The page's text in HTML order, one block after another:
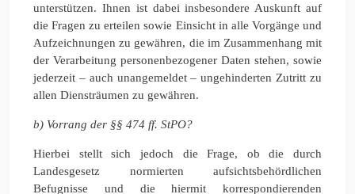
unterstützen. Ihnen ist dabei insbesondere Auskunft auf
die Fragen zu erteilen sowie Einsicht in alle Vorgänge und
Aufzeichnungen zu gewähren, die im Zusammenhang mit
der Verarbeitung personenbezogener Daten stehen, sowie
jederzeit – auch unangemeldet – ungehinderten Zutritt zu
allen Diensträumen zu gewähren.
b) Vorrang der §§ 474 ff. StPO?
Hierbei stellt sich jedoch die Frage, ob die durch
Landesgesetz normierten aufsichtsbehördlichen
Befugnisse und die hiermit korrespondierenden